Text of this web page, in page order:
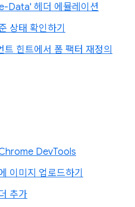
Data' 헤더 에뮬레이션
상태 확인하기
힌트에서 폼 팩터 재정의
DevTools
이미지 업로드하기
추가